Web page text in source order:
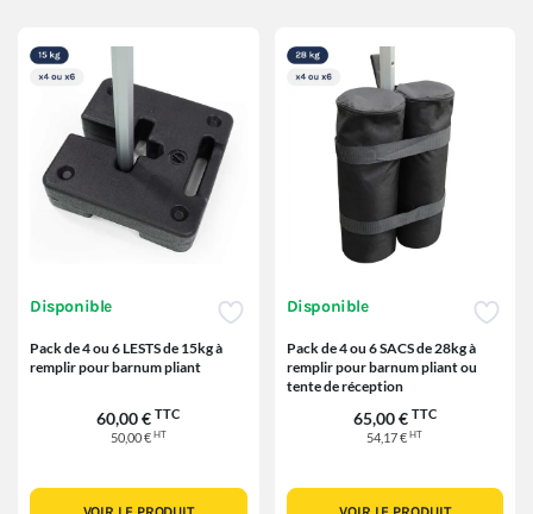
Disponible
Pack de 4 ou 6 LESTS de 15kg à
remplir pour barnum pliant
60,00 € TTC
50,00 € HT
Disponible
Pack de 4 ou 6 SACS de 28kg à
remplir pour barnum pliant ou
tente de réception
65,00 € TTC
54,17 €HT